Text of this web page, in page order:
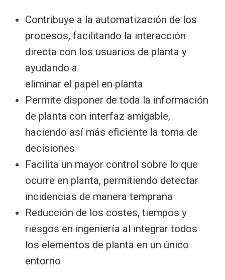
Contribuye a la automatización de los
procesos, facilitando la interacción
directa con los usuarios de planta y
ayudando a
eliminar el papel en planta
Permite disponer de toda la información
de planta con interfaz amigable,
haciendo así más eficiente la toma de
decisiones
Facilita un mayor control sobre lo que
ocurre en planta, permitiendo detectar
incidencias de manera temprana
Reducción de los costes, tiempos y
riesgos en ingeniería al integrar todos
los elementos de planta en un único
entorno